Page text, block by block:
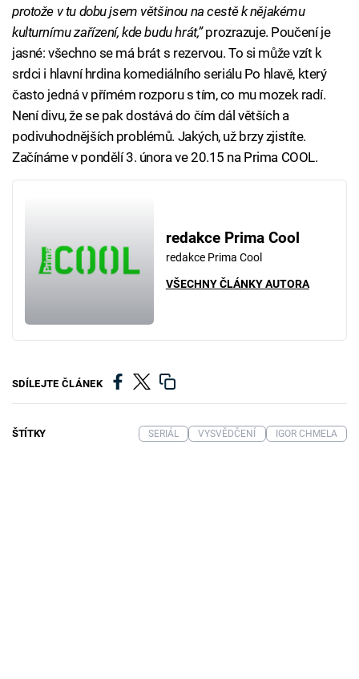
protože v tu dobu jsem většinou na cestě k nějakému
kulturnímu zařízení, kde budu hrát,”prozrazuje. Poučení je
jasné: všechno se má brát s rezervou. To si může vzít k
srdci i hlavní hrdina komediálního seriálu Po hlavě, který
často jedná v přímém rozporu s tím, co mu mozek radí.
Není divu, že se pak dostává do čím dál větších a
podivuhodnějších problémů. Jakých, už brzy zjistíte.
Začínáme v pondělí 3. února ve 20.15 na Prima COOL.
redakce Prima Cool
redakce Prima Cool
VŠECHNY ČLÁNKY AUTORA
SDÍLEJTE ČLÁNEK
ŠTÍTKY SERIÁL VYSVĚDČENÍ IGOR CHMELA